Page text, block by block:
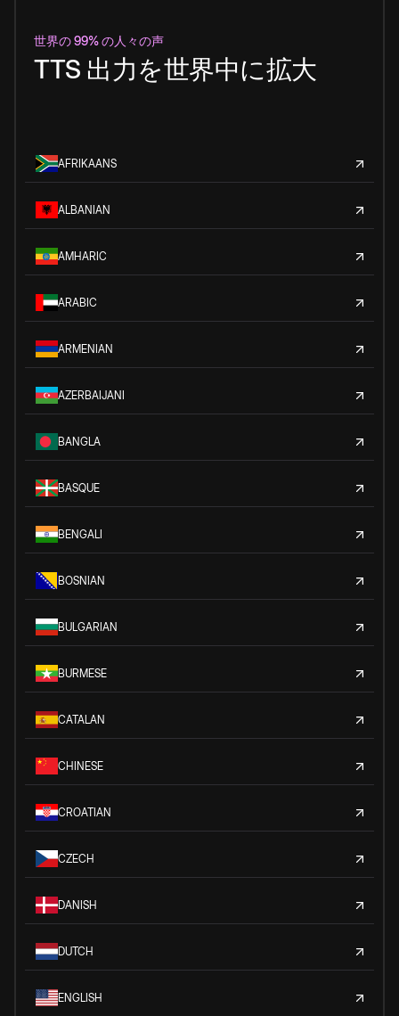
世界の 99% の人々の声
TTS 出力を世界中に拡大
AFRIKAANS
ALBANIAN
AMHARIC
ARABIC
ARMENIAN
AZERBAIJANI
BANGLA
BASQUE
BENGALI
BOSNIAN
BULGARIAN
BURMESE
CATALAN
CHINESE
CROATIAN
CZECH
DANISH
DUTCH
ENGLISH